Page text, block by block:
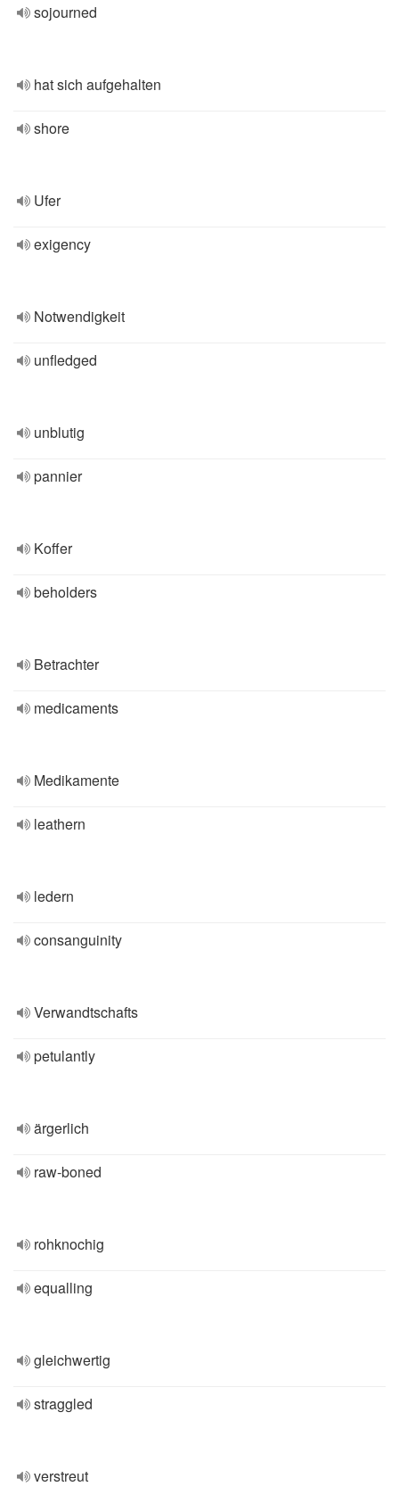
sojourned
hat sich aufgehalten
shore
Ufer
exigency
Notwendigkeit
unfledged
unblutig
pannier
Koffer
beholders
Betrachter
medicaments
Medikamente
leathern
ledern
consanguinity
Verwandtschafts
petulantly
ärgerlich
raw-boned
rohknochig
equalling
gleichwertig
straggled
verstreut